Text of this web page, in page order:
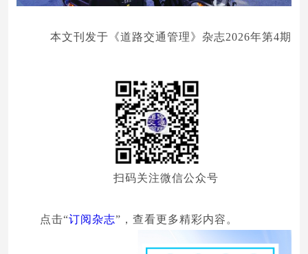
本文刊发于《道路交通管理》杂志2026年第4期
扫码关注微信公众号
点击“订阅杂志”，查看更多精彩内容。